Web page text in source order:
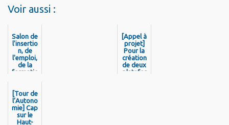
l'insertio
n, de
l'emploi,
de la
formatio
n du
projet]
Pour la
création
de deux
platefor
mes
l’Autono
mie] Cap
sur le
Haut-
Maroni -